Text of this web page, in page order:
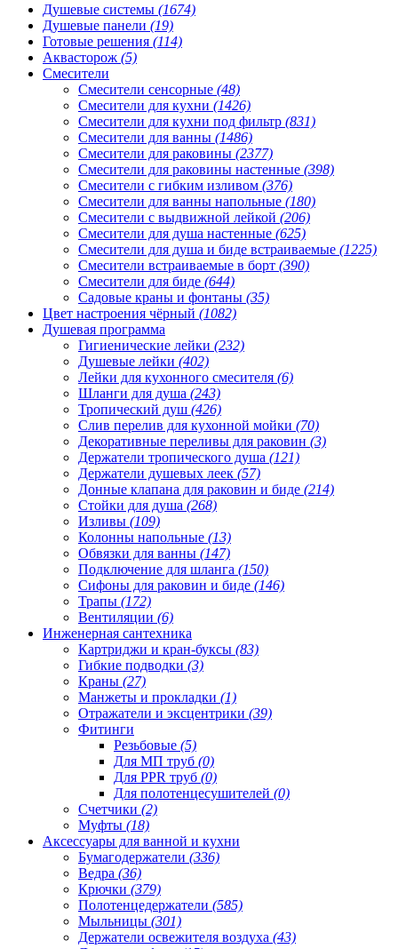
Душевые системы (1674)
Душевые панели (19)
Готовые решения (114)
Аквасторож (5)
Смесители
Смесители сенсорные (48)
Смесители для кухни (1426)
Смесители для кухни под фильтр (831)
Смесители для ванны (1486)
Смесители для раковины (2377)
Смесители для раковины настенные (398)
Смесители с гибким изливом (376)
Смесители для ванны напольные (180)
Смесители с выдвижной лейкой (206)
Смесители для душа настенные (625)
Смесители для душа и биде встраиваемые (1225)
Смесители встраиваемые в борт (390)
Смесители для биде (644)
Садовые краны и фонтаны (35)
Цвет настроения чёрный (1082)
Душевая программа
Гигиенические лейки (232)
Душевые лейки (402)
Лейки для кухонного смесителя (6)
Шланги для душа (243)
Тропический душ (426)
Слив перелив для кухонной мойки (70)
Декоративные переливы для раковин (3)
Держатели тропического душа (121)
Держатели душевых леек (57)
Донные клапана для раковин и биде (214)
Стойки для душа (268)
Изливы (109)
Колонны напольные (13)
Обвязки для ванны (147)
Подключение для шланга (150)
Сифоны для раковин и биде (146)
Трапы (172)
Вентиляции (6)
Инженерная сантехника
Картриджи и кран-буксы (83)
Гибкие подводки (3)
Краны (27)
Манжеты и прокладки (1)
Отражатели и эксцентрики (39)
Фитинги
Резьбовые (5)
Для МП труб (0)
Для PPR труб (0)
Для полотенцесушителей (0)
Счетчики (2)
Муфты (18)
Аксессуары для ванной и кухни
Бумагодержатели (336)
Ведра (36)
Крючки (379)
Полотенцедержатели (585)
Мыльницы (301)
Держатели освежителя воздуха (43)